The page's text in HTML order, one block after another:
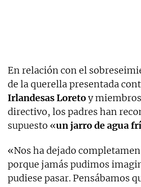
En relación con el
de la querella presentada
Irlandesas Loretoy
directivo, los padres han
supuesto «un jarro de agua
«Nos ha dejado
porque jamás pudimos
pudiese pasar. Pensábamos